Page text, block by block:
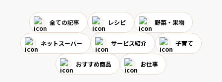
全ての記事 レシピ 野菜・果物
ネットスーパー サービス紹介 子育て
おすすめ商品 お仕事